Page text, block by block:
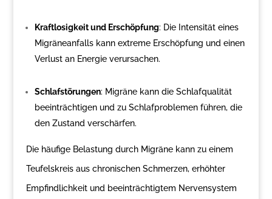
Kraftlosigkeit und Erschöpfung: Die Intensität eines
Migräneanfalls kann extreme Erschöpfung und einen
Verlust an Energie verursachen.
Schlafstörungen: Migräne kann die Schlafqualität
beeinträchtigen und zu Schlafproblemen führen, die
den Zustand verschärfen.
Die häufige Belastung durch Migräne kann zu einem
Teufelskreis aus chronischen Schmerzen, erhöhter
Empfindlichkeit und beeinträchtigtem Nervensystem